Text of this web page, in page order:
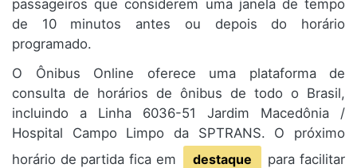
passageiros que considerem uma janela de tempo
de 10 minutos antes ou depois do horário
programado.
O Ônibus Online oferece uma plataforma de
consulta de horários de ônibus de todo o Brasil,
incluindo a Linha 6036-51 Jardim Macedônia /
Hospital Campo Limpo da SPTRANS. O próximo
horário de partida fica em
destaque
para facilitar